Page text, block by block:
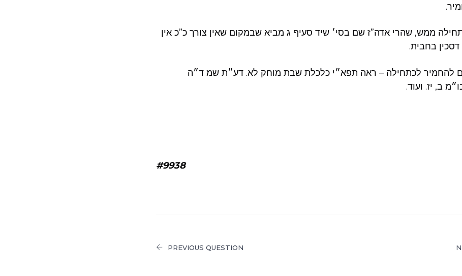
ממש, שהרי אדה”ז שם בסי׳ שיד סעיף ג מביא שבמקום שאין צורך כ”כ אין
בחבית.
להחמיר לכתחילה – ראה תפא״י כלכלת שבת מוחק לא. דע״ת שמ ד״ה
ב, יז. ועוד.
#9938
PREVIOUS QUESTION